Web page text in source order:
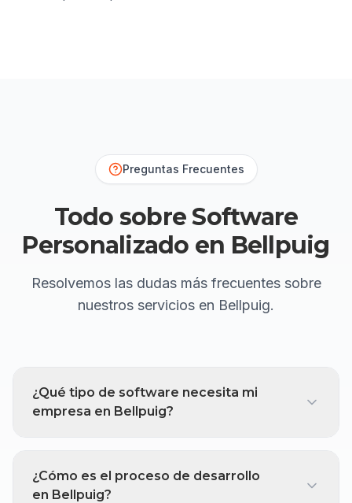
Preguntas Frecuentes
Todo sobre Software
Personalizado en Bellpuig
Resolvemos las dudas más frecuentes sobre
nuestros servicios en Bellpuig.
¿Qué tipo de software necesita mi
empresa en Bellpuig?
¿Cómo es el proceso de desarrollo
en Bellpuig?